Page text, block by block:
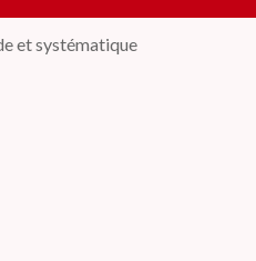
et systématique